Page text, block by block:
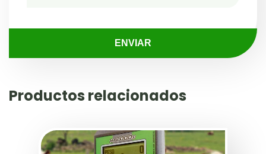
ENVIAR
Productos relacionados